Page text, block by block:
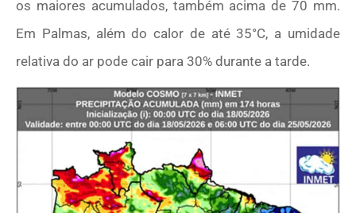
os maiores acumulados, também acima de 70 mm.
Em Palmas, além do calor de até 35°C, a umidade
relativa do ar pode cair para 30% durante a tarde.